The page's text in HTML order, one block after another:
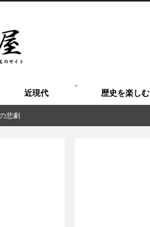
近現代 歴史を楽しむ
悲劇